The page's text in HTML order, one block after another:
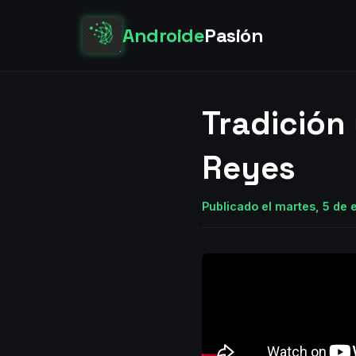
AndroidePasión
Reyes
Publicado el martes, 5 de